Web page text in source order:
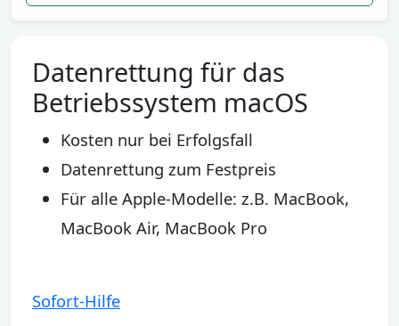
Datenrettung für das
Betriebssystem macOS
Kosten nur bei Erfolgsfall
Datenrettung zum Festpreis
Für alle Apple-Modelle: z.B. MacBook,
MacBook Air, MacBook Pro
Sofort-Hilfe